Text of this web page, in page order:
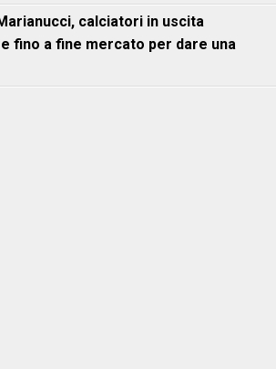
calciatori in uscita
fino a fine mercato per dare una